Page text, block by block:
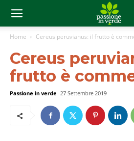
Home Cereus peruvianus: il frutto è
Cereus
frutto è
Passione in verde 27 Settembre 2019